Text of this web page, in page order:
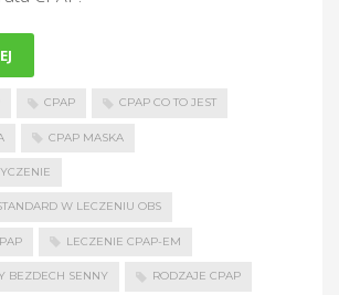
CPAP CPAP CO TO JEST
CPAP MASKA
W LECZENIU OBS
LECZENIE CPAP-EM
BEZDECH SENNY RODZAJE CPAP